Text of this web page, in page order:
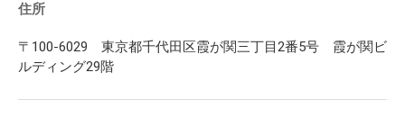
住所
〒100-6029 東京都千代田区霞が関三丁目2番5号 霞が関ビ
ルディング29階